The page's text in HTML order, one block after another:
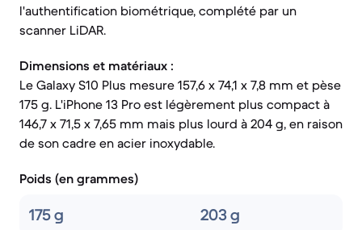
l'authentification biométrique, complété par un
scanner LiDAR.
Dimensions et matériaux :
Le Galaxy S10 Plus mesure 157,6 x 74,1 x 7,8 mm et pèse
175 g. L'iPhone 13 Pro est légèrement plus compact à
146,7 x 71,5 x 7,65 mm mais plus lourd à 204 g, en raison
de son cadre en acier inoxydable.
Poids (en grammes)
175 g 203 g